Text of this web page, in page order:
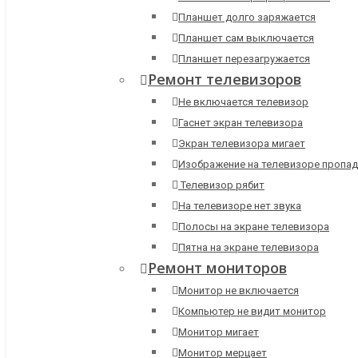
Планшет долго заряжается
Планшет сам выключается
Планшет перезагружается
Ремонт телевизоров
Не включается телевизор
Гаснет экран телевизора
Экран телевизора мигает
Изображение на телевизоре
Телевизор рябит
На телевизоре нет звука
Полосы на экране телевизора
Пятна на экране телевизора
Ремонт мониторов
Монитор не включается
Компьютер не видит монитор
Монитор мигает
Монитор мерцает